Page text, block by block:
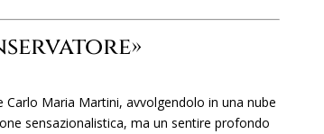
Maria Martini, avvolgendolo in una nube
sensazionalistica, ma un sentire profondo